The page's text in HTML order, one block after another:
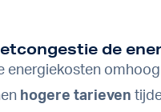
de
energiekosten
hogere tarieven